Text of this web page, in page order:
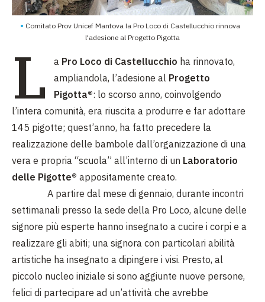
Comitato Prov Unicef Mantova la Pro Loco di Castellucchio rinnova
l'adesione al Progetto Pigotta
L a Pro Loco di Castellucchio ha rinnovato,
ampliandola, l’adesione al Progetto
Pigotta®: lo scorso anno, coinvolgendo
l’intera comunità, era riuscita a produrre e far adottare
145 pigotte; quest’anno, ha fatto precedere la
realizzazione delle bambole dall’organizzazione di una
vera e propria “scuola” all’interno di un Laboratorio
delle Pigotte® appositamente creato.
A partire dal mese di gennaio, durante incontri
settimanali presso la sede della Pro Loco, alcune delle
signore più esperte hanno insegnato a cucire i corpi e a
realizzare gli abiti; una signora con particolari abilità
artistiche ha insegnato a dipingere i visi. Presto, al
piccolo nucleo iniziale si sono aggiunte nuove persone,
felici di partecipare ad un’attività che avrebbe